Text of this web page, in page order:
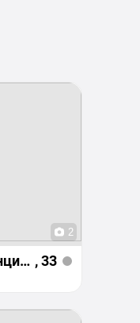
2
Ксения Анцитрова , 33